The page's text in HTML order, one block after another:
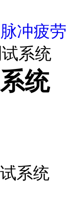
脉冲疲劳
系统
统
系统